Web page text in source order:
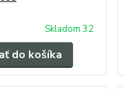
Skladom 32
do košíka